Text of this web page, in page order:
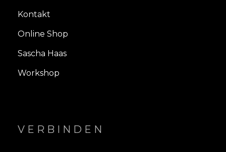
Kontakt
Online Shop
Sascha Haas
Workshop
VERBINDEN